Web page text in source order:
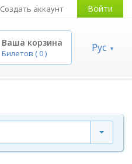
Создать аккаунт Войти
Ваша корзина
Билетов (0) Рус